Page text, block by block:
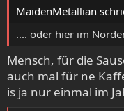
e
nMaidenMetallian
.... oder hier im
Mensch, für die
auch mal für ne
is ja nur einmal im